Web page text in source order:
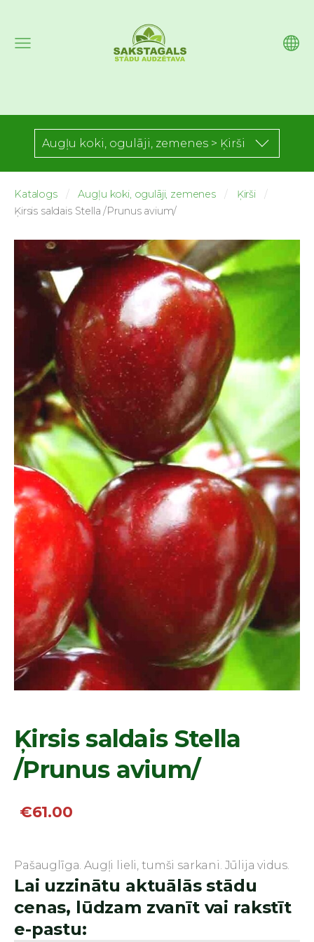
Augļu koki, ogulāji, zemenes > Ķirši
Lai uzzinātu aktuālās stādu
cenas, lūdzam zvanīt vai rakstīt
e-pastu:
Katalogs Augļu koki, ogulāji, zemenes
Ķirši
Ķirsis saldais Stella /Prunus avium/
Ķirsis saldais Stella
/Prunus avium/
€61.00
Pašauglīga. Augļi lieli, tumši sarkani. Jūlija vidus.